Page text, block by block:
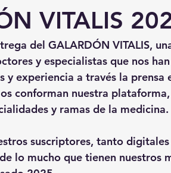
VITALIS
del GALARDÓN VITALIS,
y especialistas que nos
experiencia a través la prensa
conforman nuestra
y ramas de la medicina.
suscriptores, tanto
lo mucho que tienen nuestros